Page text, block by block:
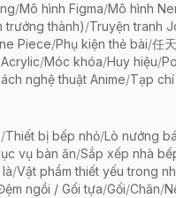
/Mô hình Figma/Mô hình
trưởng thành)/Truyện tranh
Piece/Phụ kiện thẻ bài/任
/Móc khóa/Huy hiệu/
nghệ thuật Anime/Tạp
/Thiết bị bếp nhỏ/Lò nướng
vụ bàn ăn/Sắp xếp nhà
/Vật phẩm thiết yếu trong
ngồi / Gối tựa/Gối/Chăn/